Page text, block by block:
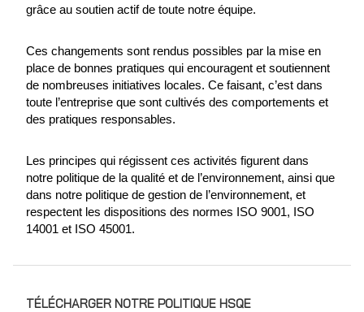
grâce au soutien actif de toute notre équipe.
Ces changements sont rendus possibles par la mise en
place de bonnes pratiques qui encouragent et soutiennent
de nombreuses initiatives locales. Ce faisant, c’est dans
toute l’entreprise que sont cultivés des comportements et
des pratiques responsables.
Les principes qui régissent ces activités figurent dans
notre politique de la qualité et de l’environnement, ainsi que
dans notre politique de gestion de l’environnement, et
respectent les dispositions des normes ISO 9001, ISO
14001 et ISO 45001.
TÉLÉCHARGER NOTRE POLITIQUE HSQE